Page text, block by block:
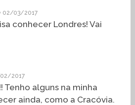
02/03/2017
conhecer Londres! Vai
2017
Tenho alguns na minha
ainda, como a Cracóvia.